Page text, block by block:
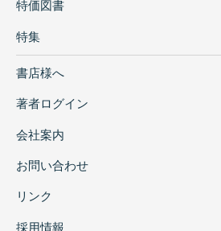
特価図書
特集
書店様へ
著者ログイン
会社案内
お問い合わせ
リンク
採用情報